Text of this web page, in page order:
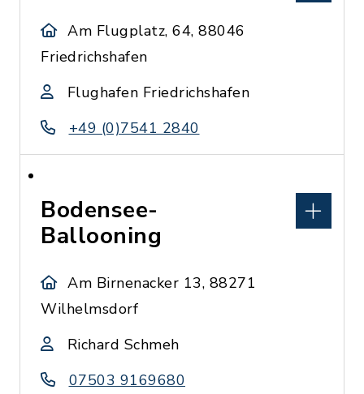
Am Flugplatz, 64, 88046
Friedrichshafen
Flughafen Friedrichshafen
+49 (0)7541 2840
Bodensee-
Ballooning
Am Birnenacker 13, 88271
Wilhelmsdorf
Richard Schmeh
07503 9169680